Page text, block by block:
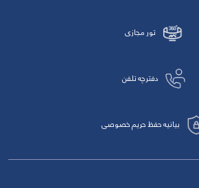
تور مجازی
دفترچه تلفن
بیانیه حفظ حریم خصوصی